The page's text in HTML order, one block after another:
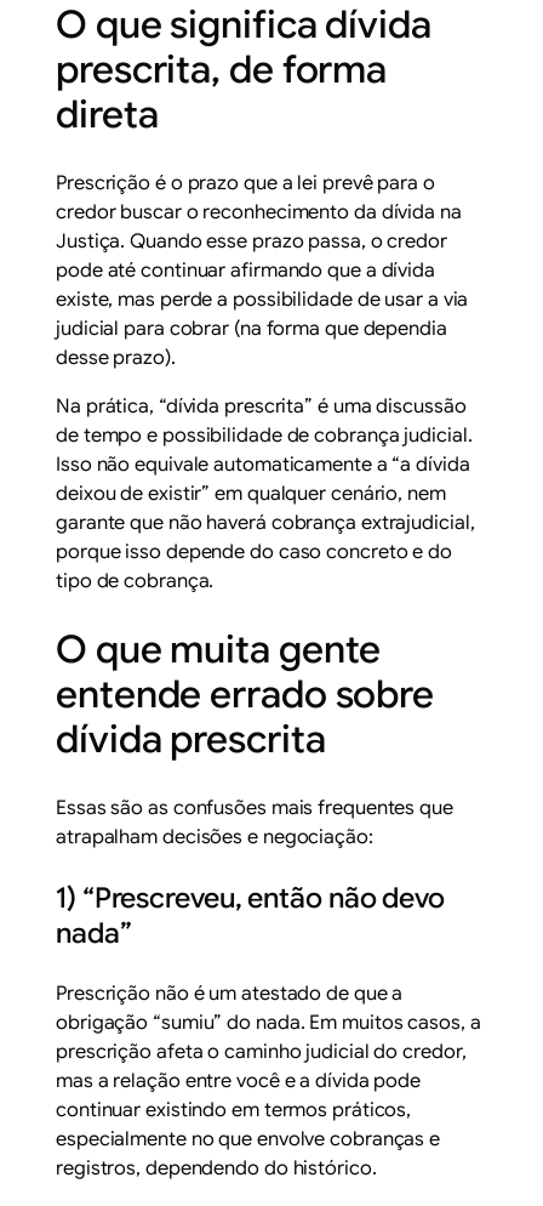
O que significa dívida
prescrita, de forma
direta
Prescrição é o prazo que a lei prevê para o
credor buscar o reconhecimento da dívida na
Justiça. Quando esse prazo passa, o credor
pode até continuar afirmando que a dívida
existe, mas perde a possibilidade de usar a via
judicial para cobrar (na forma que dependia
desse prazo).
Na prática, “dívida prescrita” é uma discussão
de tempo e possibilidade de cobrança judicial.
Isso não equivale automaticamente a “a dívida
deixou de existir” em qualquer cenário, nem
garante que não haverá cobrança extrajudicial,
porque isso depende do caso concreto e do
tipo de cobrança.
O que muita gente
entende errado sobre
dívida prescrita
Essas são as confusões mais frequentes que
atrapalham decisões e negociação:
1) “Prescreveu, então não devo
nada”
Prescrição não é um atestado de que a
obrigação “sumiu” do nada. Em muitos casos, a
prescrição afeta o caminho judicial do credor,
mas a relação entre você e a dívida pode
continuar existindo em termos práticos,
especialmente no que envolve cobranças e
registros, dependendo do histórico.